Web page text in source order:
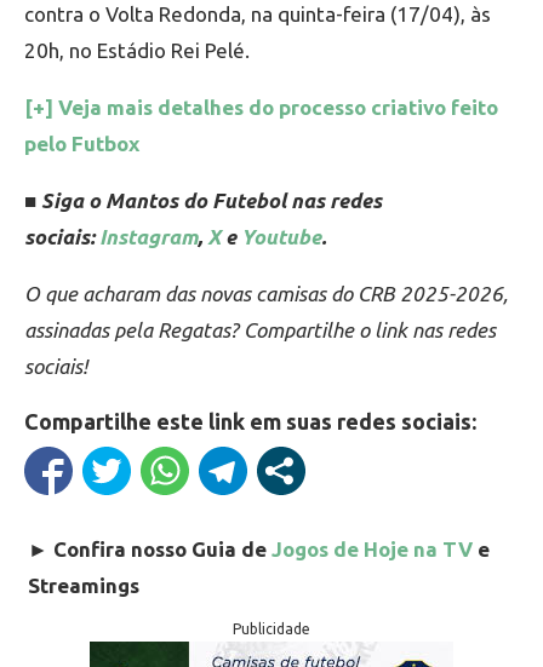
contra o Volta Redonda, na quinta-feira (17/04), às
20h, no Estádio Rei Pelé.
[+] Veja mais detalhes do processo criativo feito
pelo Futbox
■ Siga o Mantos do Futebol nas redes
sociais: Instagram, Xe Youtube.
O que acharam das novas camisas do CRB 2025-2026,
assinadas pela Regatas? Compartilhe o link nas redes
sociais!
Compartilhe este link em suas redes sociais:
► Confira nosso Guia de Jogos de Hoje na TV e
Streamings
Publicidade